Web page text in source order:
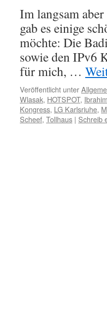
Im langsam
gab es einige
möchte: Die
sowie den IPv6
für mich, …
Veröffentlicht unter
Wlasak, HOTSPOT,
Kongress, LG Karlsriuhe,
Scheef, Tollhaus | Schreib